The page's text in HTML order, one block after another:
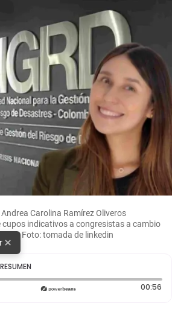
Carolina Ramírez Oliveros
indicativos a congresistas a cambio
Foto: tomada de linkedin
×
transcurrido: 0 segundos 00:56